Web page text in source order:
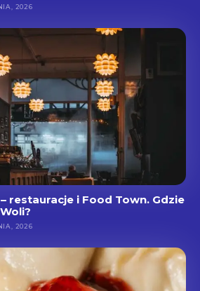
2026
restauracje i Food Town. Gdzie
2026